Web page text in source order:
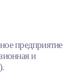
предприятие
и